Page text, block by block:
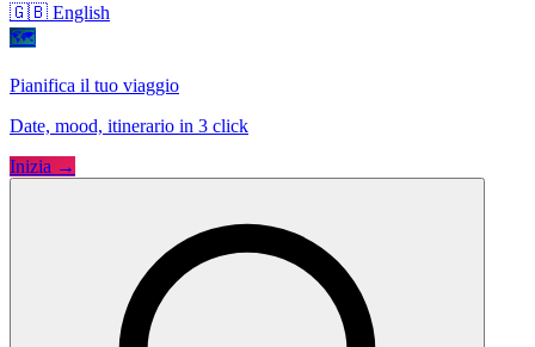
🇬🇧 English
🗺
Pianifica il tuo viaggio
Date, mood, itinerario in 3 click
Inizia →